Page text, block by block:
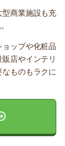
商業施設も充
ョップや化粧品
店やインテリ
ものもラクに